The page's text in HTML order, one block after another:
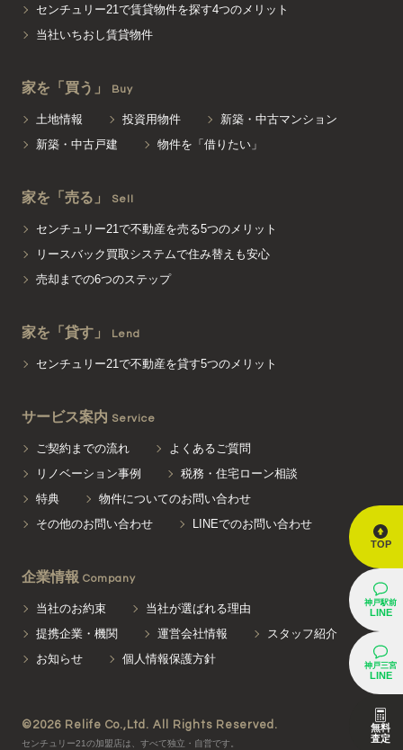
TOP
神戸駅前
LINE
神戸三宮
LINE
無料
査定
センチュリー21で賃貸物件を探す4つのメリット
当社いちおし賃貸物件
家を「買う」 Buy
土地情報 投資用物件
新築・中古マンション
新築・中古戸建
物件を「借りたい」
家を「売る」 Sell
センチュリー21で不動産を売る5つのメリット
リースバック買取システムで住み替えも安心
売却までの6つのステップ
家を「貸す」 Lend
センチュリー21で不動産を貸す5つのメリット
サービス案内 Service
ご契約までの流れ
よくあるご質問
リノベーション事例
税務・住宅ローン相談
特典
物件についてのお問い合わせ
その他のお問い合わせ
LINEでのお問い合わせ
企業情報 Company
当社のお約束
当社が選ばれる理由
提携企業・機関
運営会社情報
スタッフ紹介
お知らせ
個人情報保護方針
©2026 Relife Co.,Ltd. All Rights Reserved.
センチュリー21の加盟店は、すべて独立・自営です。